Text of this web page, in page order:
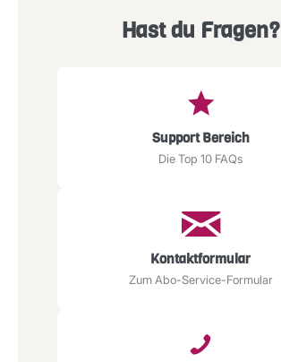
Hast du Fragen?
Support Bereich
Die Top 10 FAQs
Kontaktformular
Zum Abo-Service-Formular